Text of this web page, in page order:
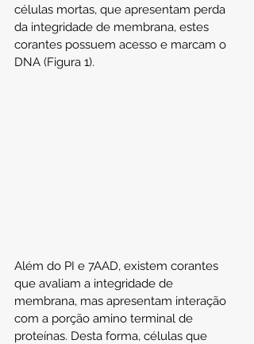
células mortas, que apresentam perda
da integridade de membrana, estes
corantes possuem acesso e marcam o
DNA (Figura 1).
Além do PI e 7AAD, existem corantes
que avaliam a integridade de
membrana, mas apresentam interação
com a porção amino terminal de
proteínas. Desta forma, células que